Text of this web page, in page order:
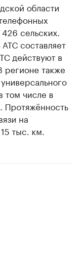
области
сельских.
составляет
действуют в
также
том числе в
Протяжённость
на
тыс. км.